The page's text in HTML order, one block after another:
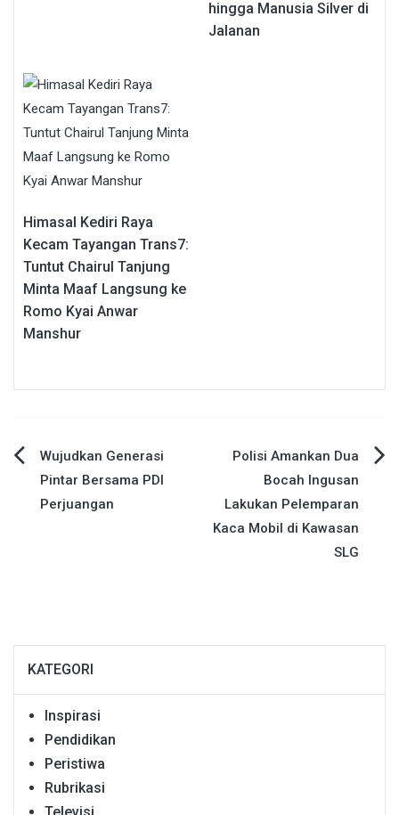
hingga Manusia Silver di
Jalanan
Himasal Kediri Raya
Kecam Tayangan Trans7:
Tuntut Chairul Tanjung
Minta Maaf Langsung ke
Romo Kyai Anwar
Manshur
Navigasi
pos
Wujudkan Generasi
Pintar Bersama PDI
Perjuangan
Polisi Amankan Dua
Bocah Ingusan
Lakukan Pelemparan
Kaca Mobil di Kawasan
SLG
KATEGORI
Inspirasi
Pendidikan
Peristiwa
Rubrikasi